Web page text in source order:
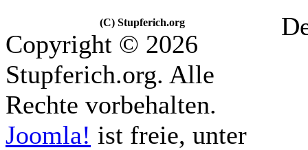
(C) Stupferich.org
Copyright © 2026
Stupferich.org. Alle
Rechte vorbehalten.
Joomla! ist freie, unter